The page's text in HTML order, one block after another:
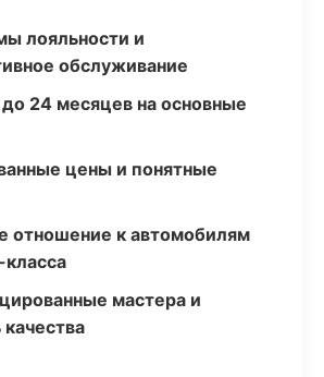
лояльности и
обслуживание
до 24 месяцев на основные
цены и понятные
отношение к автомобилям
мастера и